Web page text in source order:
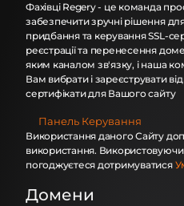
Фахівці Regery - це команда
забезпечити зручні рішення
придбання та керування SSL-
реєстрації та перенесення
яким каналом зв'язку, і наша
Вам вибрати і зареєструвати
сертифікати для Вашого сайту
Панель Керування
Використання даного Сайту
використання.
погоджуєтеся дотримуватися
Домени